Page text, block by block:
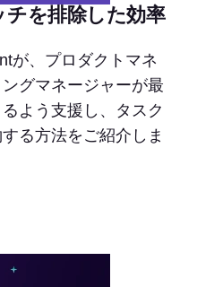
を排除した効率
が、プロダクトマネ
グマネージャーが最
よう支援し、タスク
る方法をご紹介しま